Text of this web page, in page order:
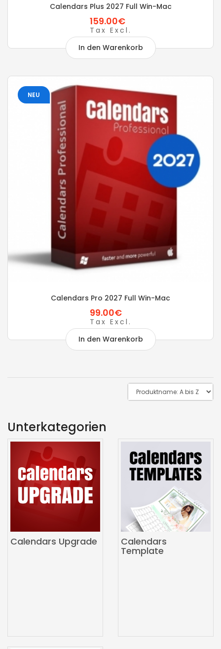
Calendars Plus 2027 Full Win-Mac
159.00€
Tax Excl.
In den Warenkorb
NEU
Calendars Pro 2027 Full Win-Mac
99.00€
Tax Excl.
In den Warenkorb
Unterkategorien
Calendars Upgrade Calendars
Template